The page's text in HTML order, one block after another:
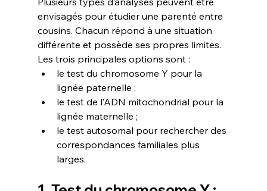
envisagés pour étudier une parenté entre
cousins. Chacun répond à une situation
différente et possède ses propres limites.
Les trois principales options sont :
le test du chromosome Y pour la
lignée paternelle ;
le test de l’ADN mitochondrial pour la
lignée maternelle ;
le test autosomal pour rechercher des
correspondances familiales plus
larges.